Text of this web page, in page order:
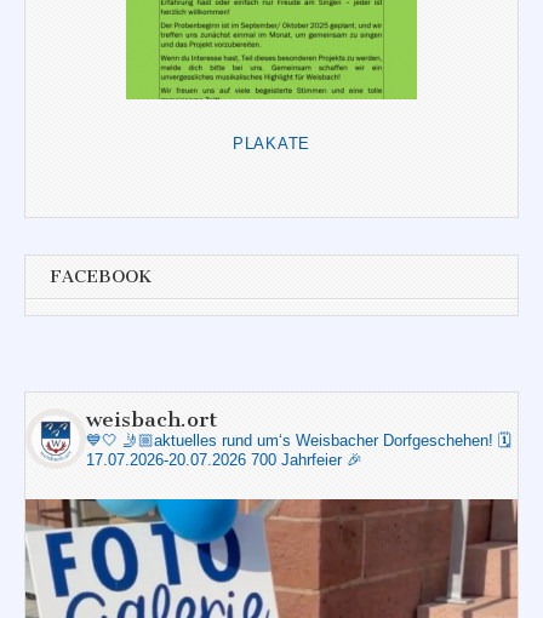
PLAKATE
FACEBOOK
weisbach.ort
💙🤍 🤳🏼aktuelles rund um‘s Weisbacher Dorfgeschehen! 🗓️
17.07.2026-20.07.2026 700 Jahrfeier 🎉